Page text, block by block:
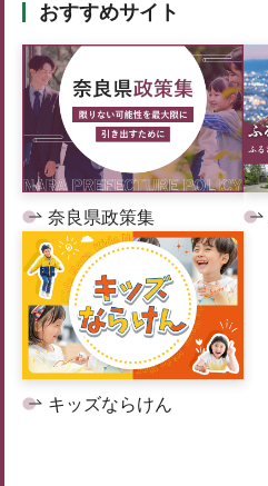
おすすめサイト
奈良県政策集
キッズならけん